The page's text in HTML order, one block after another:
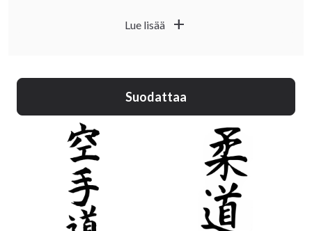
Klubbinkop | Budo & Fitness Sport.
Om din klubb saknas här, maila oss på
info@budofitness.se.
Lue lisää add
Suodattaa